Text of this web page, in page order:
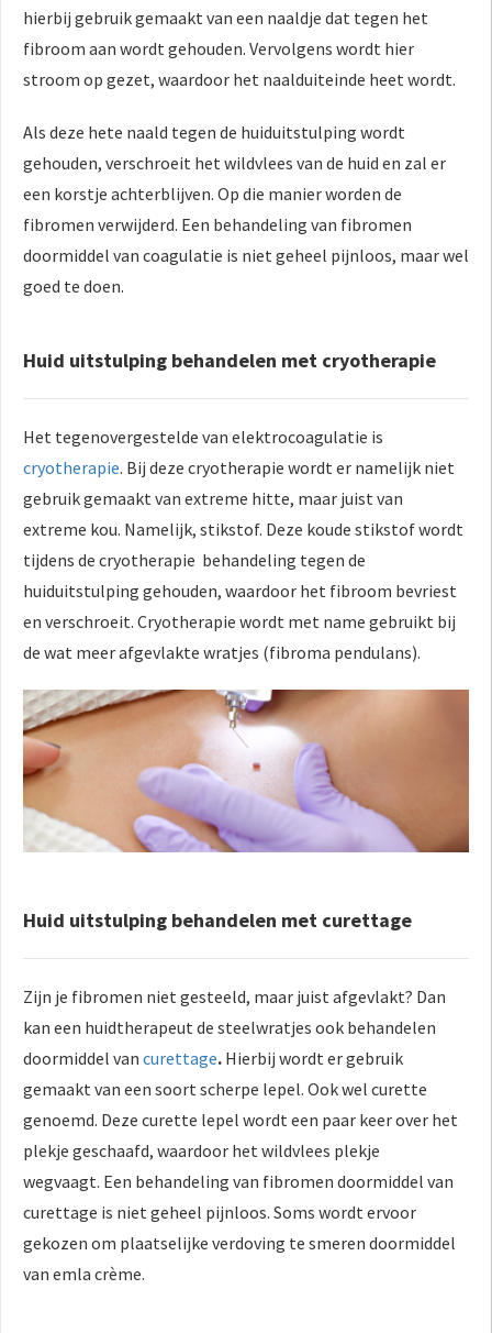
hierbij gebruik gemaakt van een naaldje dat tegen het
fibroom aan wordt gehouden. Vervolgens wordt hier
stroom op gezet, waardoor het naalduiteinde heet wordt.
Als deze hete naald tegen de huiduitstulping wordt
gehouden, verschroeit het wildvlees van de huid en zal er
een korstje achterblijven. Op die manier worden de
fibromen verwijderd. Een behandeling van fibromen
doormiddel van coagulatie is niet geheel pijnloos, maar wel
goed te doen.
Huid uitstulping behandelen met cryotherapie
Het tegenovergestelde van elektrocoagulatie is
cryotherapie. Bij deze cryotherapie wordt er namelijk niet
gebruik gemaakt van extreme hitte, maar juist van
extreme kou. Namelijk, stikstof. Deze koude stikstof wordt
tijdens de cryotherapie behandeling tegen de
huiduitstulping gehouden, waardoor het fibroom bevriest
en verschroeit. Cryotherapie wordt met name gebruikt bij
de wat meer afgevlakte wratjes (fibroma pendulans).
Huid uitstulping behandelen met curettage
Zijn je fibromen niet gesteeld, maar juist afgevlakt? Dan
kan een huidtherapeut de steelwratjes ook behandelen
doormiddel van curettage. Hierbij wordt er gebruik
gemaakt van een soort scherpe lepel. Ook wel curette
genoemd. Deze curette lepel wordt een paar keer over het
plekje geschaafd, waardoor het wildvlees plekje
wegvaagt. Een behandeling van fibromen doormiddel van
curettage is niet geheel pijnloos. Soms wordt ervoor
gekozen om plaatselijke verdoving te smeren doormiddel
van emla crème.